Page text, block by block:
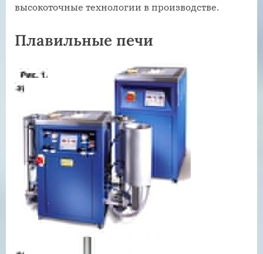
высокоточные технологии в производстве.
Плавильные печи